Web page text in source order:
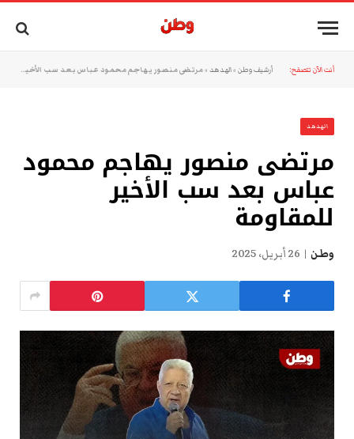
أنت الآن تتصفح: أرشيف وطن »الهدهد »مرتضى منصور يهاجم محمود عباس بعد سب الأخير للمقاومة
الهدهد
مرتضى منصور يهاجم محمود
عباس بعد سب الأخير
للمقاومة
وطن 26 أبريل، 2025